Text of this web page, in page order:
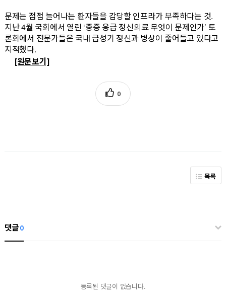
문제는 점점 늘어나는 환자들을 감당할 인프라가 부족하다는 것.
지난 4월 국회에서 열린 ‘중증 응급 정신의료 무엇이 문제인가’ 토
론회에서 전문가들은 국내 급성기 정신과 병상이 줄어들고 있다고
지적했다.
[원문보기]
0
목록
댓글0
등록된 댓글이 없습니다.